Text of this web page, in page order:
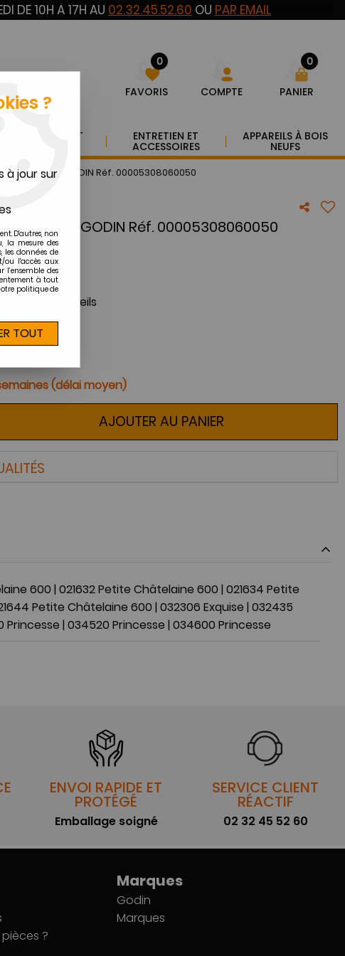
DE 10H À 17H AU 02.32.45.52.60 OU PAR EMAIL
0
FAVORIS COMPTE
0
PANIER
TUYAUTERIE ET ENTRETIEN ET
ACCESSOIRES
APPAREILS À BOIS
NEUFS
PYROLYSE - GODIN Réf. 00005308060050
PYROLYSE - GODIN Réf. 00005308060050
appareils
(délai moyen)
AJOUTER AU PANIER
600 | 021632 Petite Châtelaine 600 | 021634 Petite
Petite Châtelaine 600 | 032306 Exquise | 032435
Princesse | 034520 Princesse | 034600 Princesse
ENVOI RAPIDE ET
PROTÉGÉ
Emballage soigné
SERVICE CLIENT
RÉACTIF
02 32 45 52 60
?
Marques
Godin
Marques
?
à jour sur
D'autres, non
la mesure des
données de
ou l'accès aux
des
à tout
politique de
TOUT